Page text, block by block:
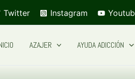
Twitter Instagram
AZAJER AYUDA ADICCIÓN